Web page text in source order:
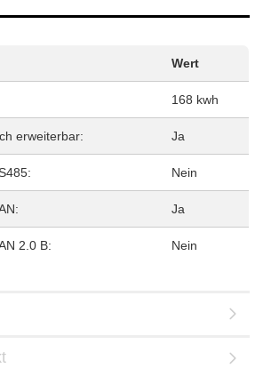
Wert
168 kwh
erweiterbar: Ja
Nein
Ja
2.0 B: Nein